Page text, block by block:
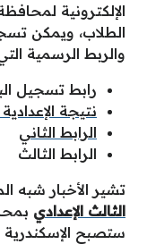
الإلكترونية
الطلاب، ويمكن
والربط الرسمية
رابط تسجيل
نتيجة
الرابط الثاني
الرابط الثالث
تشير الأخبار شبه
الثالث الإعدادي
ستصبح